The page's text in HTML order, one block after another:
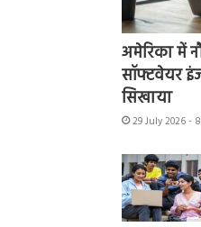
अमेरिका में
सॉफ्टवेयर
सिखाया
29 July 2026 -